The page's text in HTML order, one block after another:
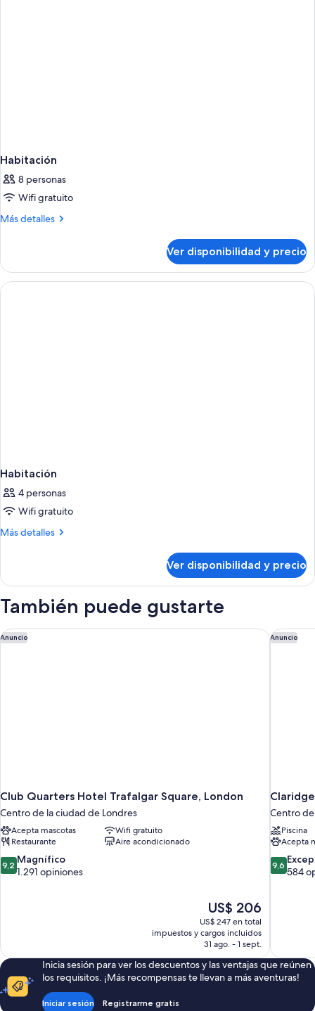
Habitación
8 personas
Wifi gratuito
Más detalles
Más
Ver disponibilidad y precio
Habitación
4 personas
Wifi gratuito
Más detalles
Más
Ver disponibilidad y precio
También puede gustarte
Anuncio
Club Quarters Hotel Trafalgar Square, London
Centro de la ciudad de Londres
Acepta mascotas
Wifi gratuito
Restaurante
Aire acondicionado
9.2
de
9,2 Magnífico
1.291 opiniones
El
precio
actual
es
de
US$ 206
US$ 206
US$ 247 en total
impuestos y cargos incluidos
31 ago. - 1 sept.
Club Quarters Hotel Trafalgar Square, London Anuncio
Centro
Piscina
Acepta
9.6
de
9,6
584
Inicia sesión para ver los descuentos y las ventajas que reúnen
los requisitos. ¡Más recompensas te llevan a más aventuras!
Iniciar sesión Registrarme gratis